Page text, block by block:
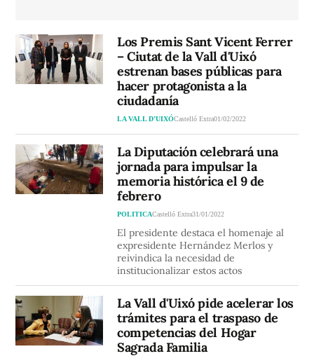
Los Premis Sant Vicent Ferrer
– Ciutat de la Vall d'Uixó
estrenan bases públicas para
hacer protagonista a la
ciudadanía
LA VALL D’UIXÓCastelló Extra01/02/2022
La Diputación celebrará una
jornada para impulsar la
memoria histórica el 9 de
febrero
POLITICACastelló Extra31/01/2022
El presidente destaca el homenaje al
expresidente Hernández Merlos y
reivindica la necesidad de
institucionalizar estos actos
La Vall d'Uixó pide acelerar los
trámites para el traspaso de
competencias del Hogar
Sagrada Familia